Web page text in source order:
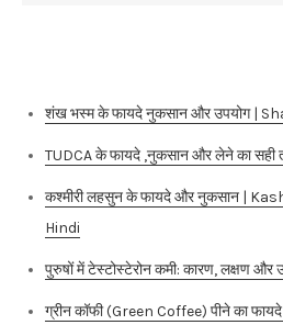
शंख भस्म के फायदे नुकसान और उपयोग |
TUDCA के फायदे ,नुकसान और लेने का सही
कश्मीरी लहसुन के फायदे और नुकसान |
Hindi
पुरुषों में टेस्टोस्टेरोन कमी: कारण, लक्षण और
ग्रीन कॉफी (Green Coffee) पीने का